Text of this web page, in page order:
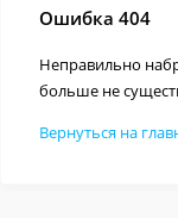
Ошибка 404
Неправильно
больше не
Вернуться на